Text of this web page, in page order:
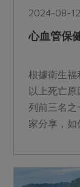
2024-08-12
心血管保
根據衛生福
以上死亡
列前三名之
家分享，如